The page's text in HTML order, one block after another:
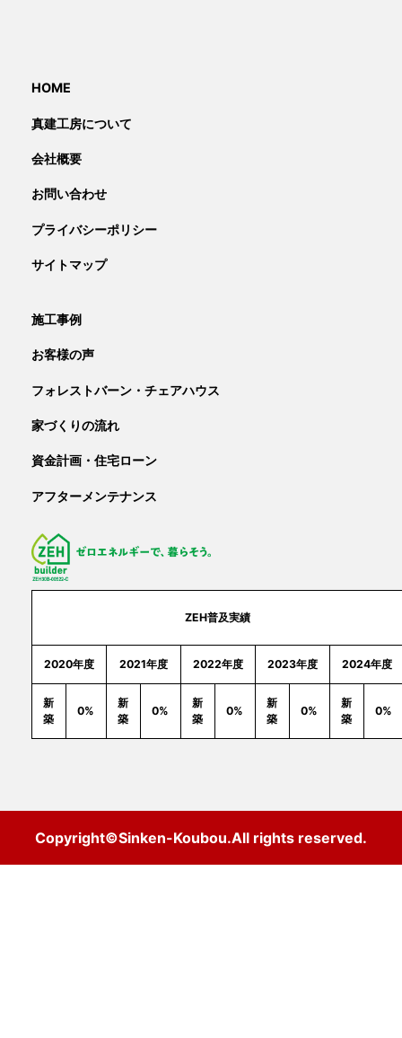
HOME
真建工房について
会社概要
お問い合わせ
プライバシーポリシー
サイトマップ
施工事例
お客様の声
フォレストバーン・チェアハウス
家づくりの流れ
資金計画・住宅ローン
アフターメンテナンス
ZEH普及実績
2020年度 2021年度 2022年度 2023年度 2024年度
新
築
0%
新
築
0%
新
築
0%
新
築
0%
新
築
0%
Copyright©Sinken-Koubou.All rights reserved.